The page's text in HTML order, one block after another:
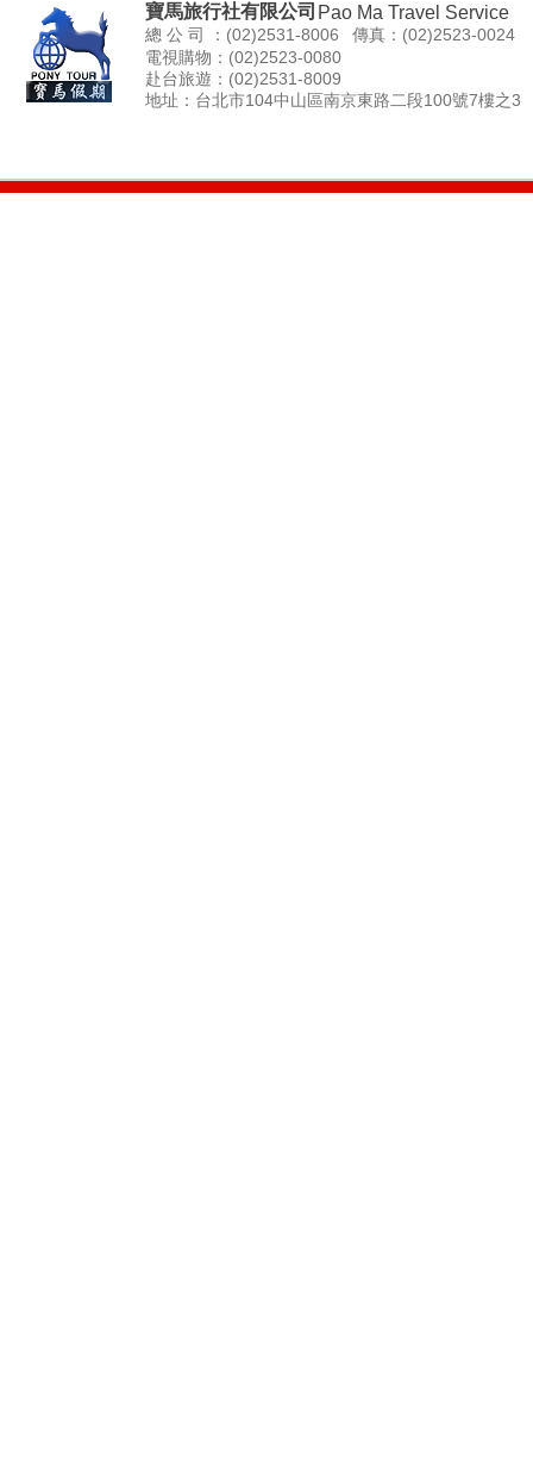
寶馬旅行社有限公司 Pao Ma Travel Service
總 公 司 ：(02)2531-8006
傳真：(02)2523-0024
電視購物：(02)2523-0080
赴台旅遊：(02)2531-8009
地址：台北市104中山區南京東路二段100號7樓之3